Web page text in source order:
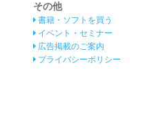
その他
書籍・ソフトを買う
イベント・セミナー
広告掲載のご案内
プライバシーポリシー